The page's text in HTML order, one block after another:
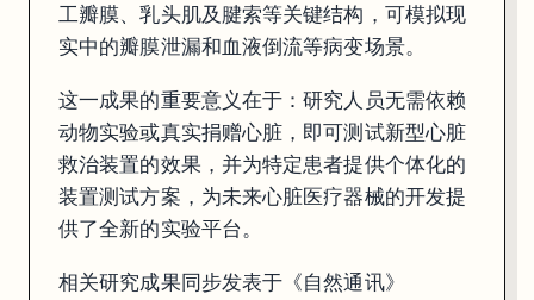
工瓣膜、乳头肌及腱索等关键结构，可模拟现
实中的瓣膜泄漏和血液倒流等病变场景。
这一成果的重要意义在于：研究人员无需依赖
动物实验或真实捐赠心脏，即可测试新型心脏
救治装置的效果，并为特定患者提供个体化的
装置测试方案，为未来心脏医疗器械的开发提
供了全新的实验平台。
相关研究成果同步发表于《自然通讯》